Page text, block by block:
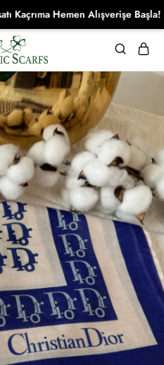
Hemen Alışverişe Başla!